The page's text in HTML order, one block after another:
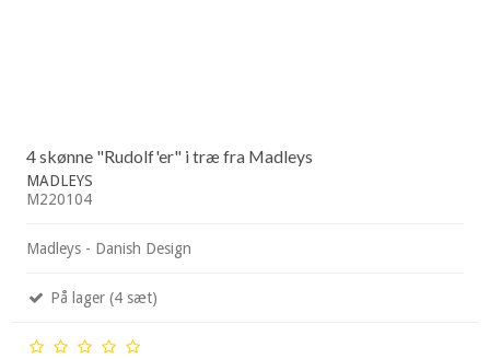
4 skønne "Rudolf'er" i træ fra Madleys
MADLEYS
M220104
Madleys - Danish Design
På lager (4 sæt)